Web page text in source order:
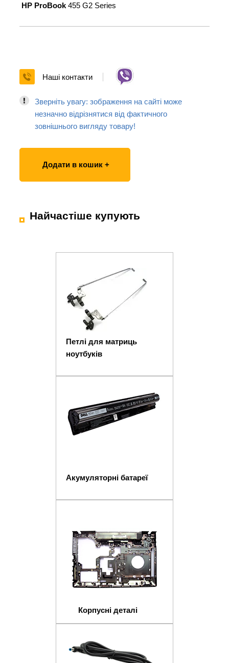
HP ProBook 455 G2 Series
Наші контакти
Зверніть увагу: зображення на сайті може
незначно відрізнятися від фактичного
зовнішнього вигляду товару!
Додати в кошик +
Найчастіше купують
Петлі для матриць
ноутбуків
Акумуляторні батареї
Корпусні деталі